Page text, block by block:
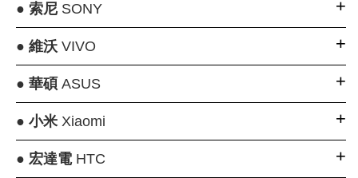
● 索尼SONY
● 維沃VIVO
● 華碩 ASUS
● 小米Xiaomi
● 宏達電HTC